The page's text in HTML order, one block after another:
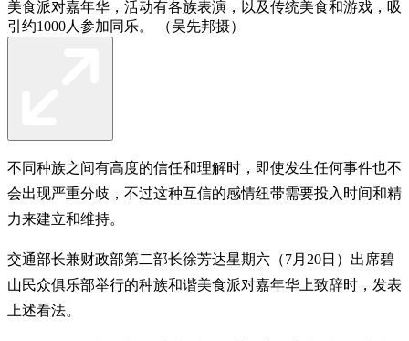
美食派对嘉年华，活动有各族表演，以及传统美食和游戏，吸
引约1000人参加同乐。 （吴先邦摄）
不同种族之间有高度的信任和理解时，即使发生任何事件也不
会出现严重分歧，不过这种互信的感情纽带需要投入时间和精
力来建立和维持。
交通部长兼财政部第二部长徐芳达星期六（7月20日）出席碧
山民众俱乐部举行的种族和谐美食派对嘉年华上致辞时，发表
上述看法。